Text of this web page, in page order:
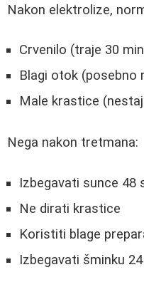
Nakon elektrolize,
Crvenilo (traje 30
Blagi otok (posebno
Male krastice
Nega nakon tretmana:
Izbegavati sunce 48
Ne dirati krastice
Koristiti blage
Izbegavati šminku